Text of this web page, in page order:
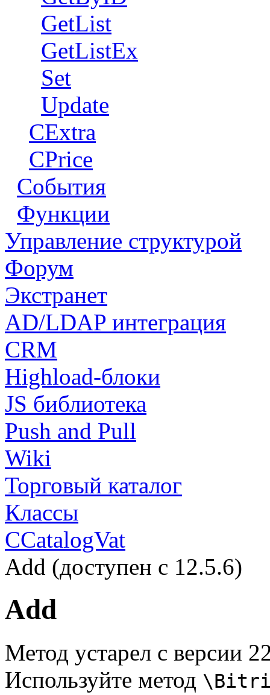
GetList
GetListEx
Set
Update
CExtra
CPrice
События
Функции
Управление структурой
Форум
Экстранет
AD/LDAP интеграция
CRM
Highload-блоки
JS библиотека
Push and Pull
Wiki
Торговый каталог
Классы
CCatalogVat
Add (доступен с 12.5.6)
Add
Метод устарел с версии
Используйте метод